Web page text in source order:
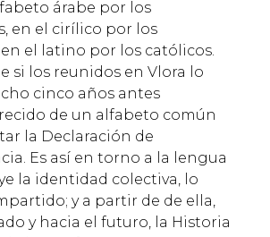
árabe por los
en el cirílico por los
el latino por los católicos.
si los reunidos en Vlora lo
cinco años antes
de un alfabeto común
la Declaración de
Es así en torno a la lengua
la identidad colectiva, lo
y a partir de de ella,
y hacia el futuro, la Historia